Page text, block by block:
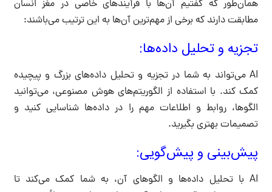
همان‌طور که گفتیم آن‌ها با فرآیندهای خاصی در مغز انسان
مطابقت دارند که برخی از مهم‌ترین آن‌ها به این ترتیب می‌باشند:
تجزیه و تحلیل داده‌ها:
AI می‌تواند به شما در تجزیه و تحلیل داده‌های بزرگ و پیچیده
کمک کند. با استفاده از الگوریتم‌های هوش مصنوعی، می‌توانید
الگوها، روابط و اطلاعات مهم را در داده‌ها شناسایی کنید و
تصمیمات بهتری بگیرید.
پیش‌بینی و پیش‌گویی:
AI با تحلیل داده‌ها و الگوهای آن، به شما کمک می‌کند تا